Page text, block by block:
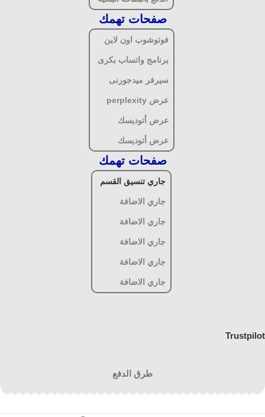
صفحات تهمك
فوتوشوب اون لاين
برنامج واتساب بكرى
سيرفر ميدجورنى
عرض perplexity
عرض أتوديسك
عرض أتوديسك
صفحات تهمك
جاري تنسيق القسم
جاري الاضافة
جاري الاضافة
جاري الاضافة
جاري الاضافة
جاري الاضافة
Trustpilot
طرق الدفع